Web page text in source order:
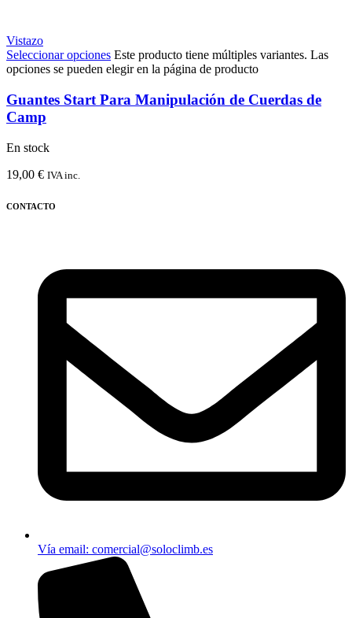
Vistazo
Seleccionar opciones Este producto tiene múltiples variantes. Las
opciones se pueden elegir en la página de producto
Guantes Start Para Manipulación de Cuerdas de
Camp
En stock
19,00 € IVA inc.
CONTACTO
Vía email​: comercial@soloclimb.es